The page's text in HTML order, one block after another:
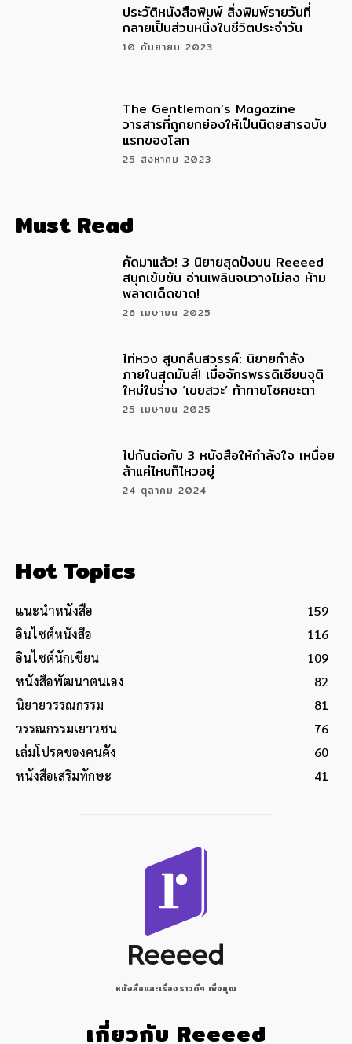
ประวัติหนังสือพิมพ์ สิ่งพิมพ์รายวันที่
กลายเป็นส่วนหนึ่งในชีวิตประจำวัน
10 กันยายน 2023
The Gentleman’s Magazine
วารสารที่ถูกยกย่องให้เป็นนิตยสารฉบับ
แรกของโลก
25 สิงหาคม 2023
Must Read
คัดมาแล้ว! 3 นิยายสุดปังบน Reeeed
สนุกเข้มข้น อ่านเพลินจนวางไม่ลง ห้าม
พลาดเด็ดขาด!
26 เมษายน 2025
ไท่หวง สูบกลืนสวรรค์: นิยายกำลัง
ภายในสุดมันส์! เมื่อจักรพรรดิเซียนจุติ
ใหม่ในร่าง ‘เขยสวะ’ ท้าทายโชคชะตา
25 เมษายน 2025
ไปกันต่อกับ 3 หนังสือให้กำลังใจ เหนื่อย
ล้าแค่ไหนก็ไหวอยู่
24 ตุลาคม 2024
Hot Topics
แนะนำหนังสือ
159
อินไซต์หนังสือ
116
อินไซต์นักเขียน
109
หนังสือพัฒนาตนเอง
82
นิยายวรรณกรรม
81
วรรณกรรมเยาวชน
76
เล่มโปรดของคนดัง
60
หนังสือเสริมทักษะ
41
หนังสือและเรื่องราวดีๆ เพื่อคุณ
เกี่ยวกับ Reeeed